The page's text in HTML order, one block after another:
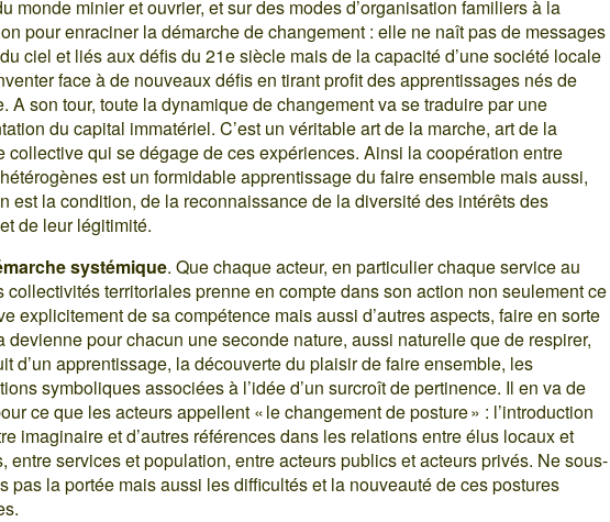
monde minier et ouvrier, et sur des modes d’organisation familiers à la
pour enraciner la démarche de changement : elle ne naît pas de messages
ciel et liés aux défis du 21e siècle mais de la capacité d’une société locale
face à de nouveaux défis en tirant profit des apprentissages nés de
A son tour, toute la dynamique de changement va se traduire par une
du capital immatériel. C’est un véritable art de la marche, art de la
collective qui se dégage de ces expériences. Ainsi la coopération entre
est un formidable apprentissage du faire ensemble mais aussi,
est la condition, de la reconnaissance de la diversité des intérêts des
de leur légitimité.
systémique. Que chaque acteur, en particulier chaque service au
collectivités territoriales prenne en compte dans son action non seulement ce
explicitement de sa compétence mais aussi d’autres aspects, faire en sorte
devienne pour chacun une seconde nature, aussi naturelle que de respirer,
d’un apprentissage, la découverte du plaisir de faire ensemble, les
symboliques associées à l’idée d’un surcroît de pertinence. Il en va de
ce que les acteurs appellent « le changement de posture » : l’introduction
imaginaire et d’autres références dans les relations entre élus locaux et
entre services et population, entre acteurs publics et acteurs privés. Ne sous-
pas la portée mais aussi les difficultés et la nouveauté de ces postures